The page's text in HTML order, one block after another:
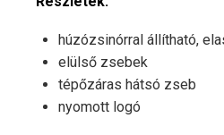
húzózsinórral állítható,
elülső zsebek
tépőzáras hátsó zseb
nyomott logó